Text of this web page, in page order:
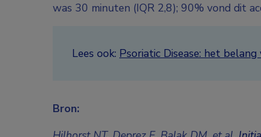
was 30 minuten (IQR 2,8); 90% vond dit
Lees ook: Psoriatic Disease: het
Bron: